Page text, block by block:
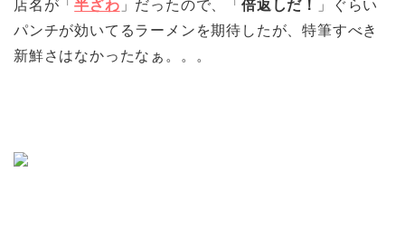
店名が「半ざわ 」だったので、「倍返しだ！
」ぐらい
パンチが効いてるラーメンを期待したが、特筆すべき
新鮮さはなかったなぁ。。。